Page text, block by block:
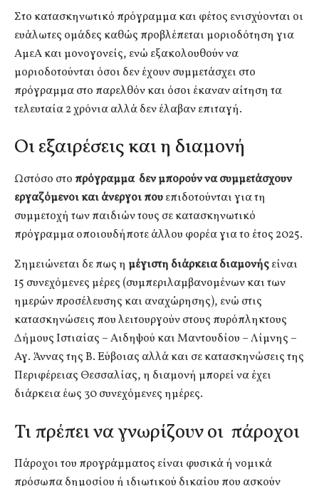
Στο κατασκηνωτικό πρόγραμμα και φέτος ενισχύονται οι
ευάλωτες ομάδες καθώς προβλέπεται μοριοδότηση για
ΑμεΑ και μονογονείς, ενώ εξακολουθούν να
μοριοδοτούνται όσοι δεν έχουν συμμετάσχει στο
πρόγραμμα στο παρελθόν και όσοι έκαναν αίτηση τα
τελευταία 2 χρόνια αλλά δεν έλαβαν επιταγή.
Οι εξαιρέσεις και η διαμονή
Ωστόσο στο πρόγραμμα δεν μπορούν να συμμετάσχουν
εργαζόμενοι και άνεργοι πουεπιδοτούνται για τη
συμμετοχή των παιδιών τους σε κατασκηνωτικό
πρόγραμμα οποιουδήποτε άλλου φορέα για το έτος 2025.
Σημειώνεται δε πως η μέγιστη διάρκεια διαμονήςείναι
15 συνεχόμενες μέρες (συμπεριλαμβανομένων και των
ημερών προσέλευσης και αναχώρησης), ενώ στις
κατασκηνώσεις που λειτουργούν στους πυρόπληκτους
Δήμους Ιστιαίας – Αιδηψού και Μαντουδίου – Λίμνης –
Αγ. Άννας της Β. Εύβοιας αλλά και σε κατασκηνώσεις της
Περιφέρειας Θεσσαλίας, η διαμονή μπορεί να έχει
διάρκεια έως 30 συνεχόμενες ημέρες.
Τι πρέπει να γνωρίζουν οι πάροχοι
Πάροχοι του προγράμματος είναι φυσικά ή νομικά
πρόσωπα δημοσίου ή ιδιωτικού δικαίου που ασκούν